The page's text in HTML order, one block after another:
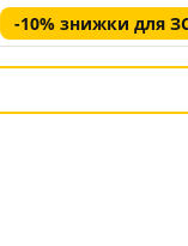
-10% знижки для